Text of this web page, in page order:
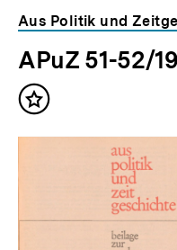
Inhaltskarousell
für
weitere
Inhalte
Inhaltskarussell
überspringen
Aus Politik und
APuZ 51-52/
Inhalt